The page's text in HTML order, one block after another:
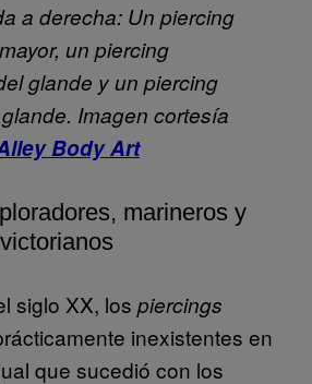
a derecha: Un piercing
un piercing
glande y un piercing
Imagen cortesía
Body Art
marineros y
siglo XX, los piercings
inexistentes en
que sucedió con los